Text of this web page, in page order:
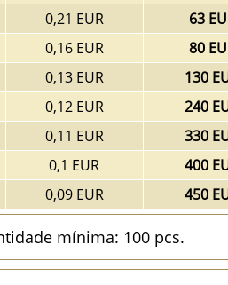
0,21 EUR
63
0,16 EUR
80
0,13 EUR
130
0,12 EUR
240
0,11 EUR
330
0,1 EUR
400
0,09 EUR 450
mínima: 100 pcs.